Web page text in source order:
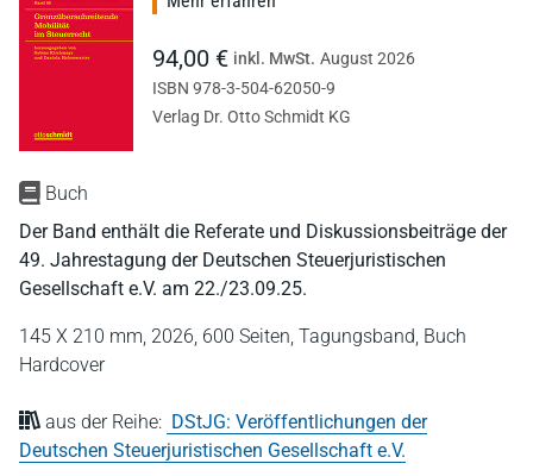
Buch
Der Band enthält die Referate und Diskussionsbeiträge der
49. Jahrestagung der Deutschen Steuerjuristischen
Gesellschaft e.V. am 22./23.09.25.
145 X 210 mm, 2026, 600 Seiten, Tagungsband, Buch
Hardcover
aus der Reihe: DStJG: Veröffentlichungen der
Deutschen Steuerjuristischen Gesellschaft e.V.
94,00 € inkl. MwSt. August 2026
ISBN 978-3-504-62050-9
Verlag Dr. Otto Schmidt KG